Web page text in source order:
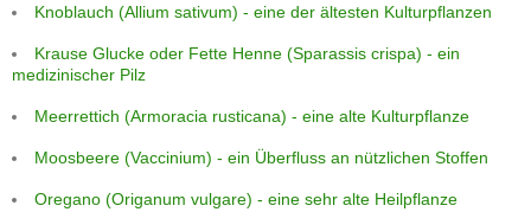
Knoblauch (Allium sativum) - eine der ältesten Kulturpflanzen
Krause Glucke oder Fette Henne (Sparassis crispa) - ein
medizinischer Pilz
Meerrettich (Armoracia rusticana) - eine alte Kulturpflanze
Moosbeere (Vaccinium) - ein Überfluss an nützlichen Stoffen
Oregano (Origanum vulgare) - eine sehr alte Heilpflanze